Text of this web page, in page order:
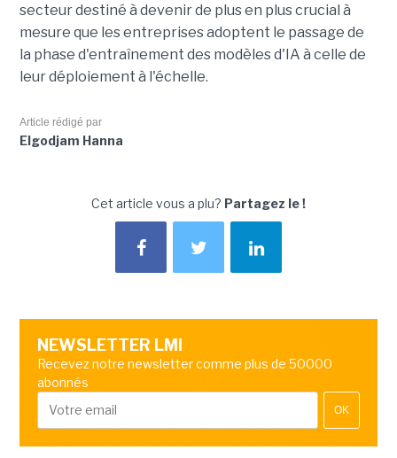
secteur destiné à devenir de plus en plus crucial à
mesure que les entreprises adoptent le passage de
la phase d'entraînement des modèles d'IA à celle de
leur déploiement à l'échelle.
Article rédigé par
Elgodjam Hanna
Cet article vous a plu? Partagez le !
NEWSLETTER LMI
Recevez notre newsletter comme plus de 50000
abonnés
OK